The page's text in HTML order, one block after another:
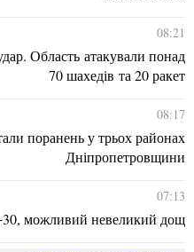
08:21
Область атакували понад
70 шахедів та 20 ракет
08:17
поранень у трьох районах
Дніпропетровщини
07:13
можливий невеликий дощ